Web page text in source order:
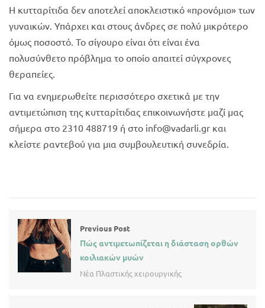
Η κυτταρίτιδα δεν αποτελεί αποκλειστικό «προνόμιο» των
γυναικών. Υπάρχει και στους άνδρες σε πολύ μικρότερο
όμως ποσοστό. Το σίγουρο είναι ότι είναι ένα
πολυσύνθετο πρόβλημα το οποίο απαιτεί σύγχρονες
θεραπείες.
Για να ενημερωθείτε περισσότερο σχετικά με την
αντιμετώπιση της κυτταρίτιδας επικοινωνήστε μαζί μας
σήμερα στο 2310 488719 ή στο info@vadarli.gr και
κλείστε ραντεβού για μια συμβουλευτική συνεδρία.
Previous Post
Πώς αντιμετωπίζεται η διάσταση ορθών
κοιλιακών μυών
Νέα Πλαστικής χειρουργικής